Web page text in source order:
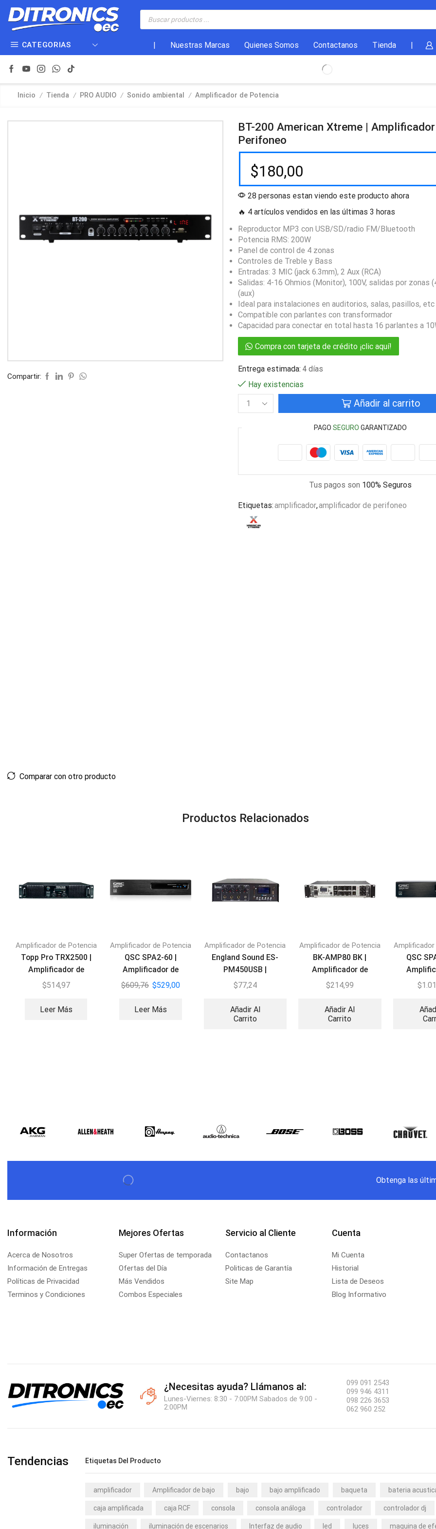
CATEGORIAS Nuestras Marcas Quienes Somos Contactanos Tienda
Inicio / Tienda / PRO AUDIO / Sonido ambiental / Amplificador de Potencia
Compartir:
BT-200 American Xtreme |
Perifoneo
$180,00
28 personas estan viendo este producto ahora
🔥 4 artículos vendidos en las últimas 3 horas
Reproductor MP3 con USB/SD/radio FM/Bluetooth
Potencia RMS: 200W
Panel de control de 4 zonas
Controles de Treble y Bass
Entradas: 3 MIC (jack 6.3mm), 2 Aux (RCA)
Salidas: 4-16 Ohmios (Monitor), 100V, salidas por zonas
(aux)
Ideal para instalaciones en auditorios, salas, pasillos, etc
Compatible con parlantes con transformador
Capacidad para conectar en total hasta 16 parlantes a
Compra con tarjeta de crédito ¡clic aquí!
Entrega estimada: 4 días
Hay existencias
Añadir al carrito
PAGOSEGURO GARANTIZADO
Tus pagos son 100% Seguros
Etiquetas:amplificador,amplificador de perifoneo
Comparar con otro producto
Productos Relacionados
Amplificador de Potencia
Topp Pro TRX2500 |
Amplificador de
Potencia
$514,97
Leer Más
Amplificador de Potencia
QSC SPA2-60 |
Amplificador de
potencia 60V – 2
$609,76 $529,00
Leer Más
Amplificador de Potencia
England Sound ES-
PM450USB |
Amplificador de
$77,24
Añadir Al
Carrito
Amplificador de Potencia
BK-AMP80 BK |
Amplificador de
Potencia Profesional
$214,99
Añadir Al
Carrito
QSC
$
Obtenga las
Información
Acerca de Nosotros
Información de Entregas
Políticas de Privacidad
Terminos y Condiciones
Mejores Ofertas
Super Ofertas de temporada
Ofertas del Día
Más Vendidos
Combos Especiales
Servicio al Cliente
Contactanos
Politicas de Garantía
Site Map
Cuenta
Mi Cuenta
Historial
Lista de Deseos
Blog Informativo
¿Necesitas ayuda? Llámanos al:
Lunes-Viernes: 8:30 - 7:00PM Sabados de 9:00 -
2:00PM
099 091 2543
099 946 4311
098 226 3653
062 960 252
Tendencias Etiquetas Del Producto
amplificador Amplificador de bajo bajo bajo amplificado baqueta bateria
caja amplificada caja RCF consola consola análoga controlador controlador dj
iluminación iluminación de escenarios Interfaz de audio led luces maquina de